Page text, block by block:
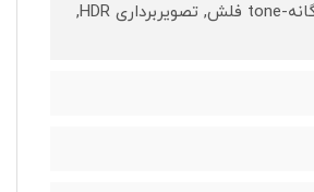
دوگانه-LED دوگانه-tone فلش, تصویربرداری HDR,